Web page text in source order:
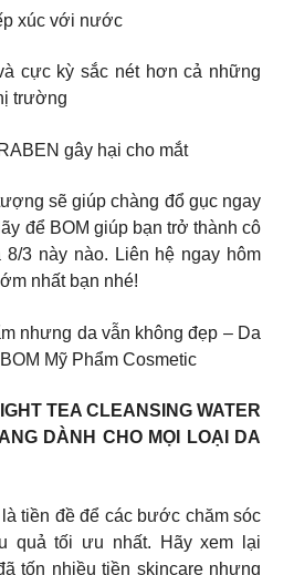
xúc với nước
cực kỳ sắc nét hơn cả những
trường
gây hại cho mắt
sẽ giúp chàng đổ gục ngay
để BOM giúp bạn trở thành cô
3 này nào. Liên hệ ngay hôm
nhất bạn nhé!
nhưng da vẫn không đẹp – Da
Mỹ Phẩm Cosmetic
TEA CLEANSING WATER
DÀNH CHO MỌI LOẠI DA
tiền đề để các bước chăm sóc
quả tối ưu nhất. Hãy xem lại
tốn nhiều tiền skincare nhưng